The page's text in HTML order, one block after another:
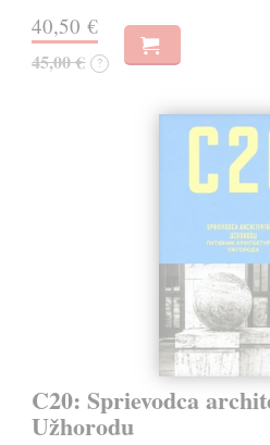
40,50 €
45,00 € ?
C20: Sprievodca
Užhorodu